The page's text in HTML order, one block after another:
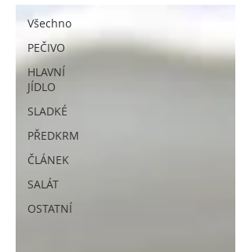
Všechno
PEČIVO
HLAVNÍ
JÍDLO
SLADKÉ
PŘEDKRM
ČLÁNEK
SALÁT
OSTATNÍ